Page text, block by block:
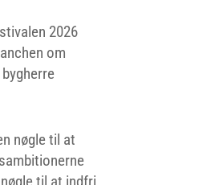
2026
om
til at indfri